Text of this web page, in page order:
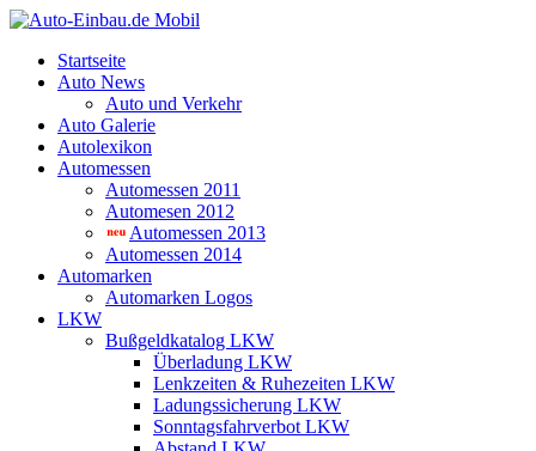
Startseite
Auto News
Auto und Verkehr
Auto Galerie
Autolexikon
Automessen
Automessen 2011
Automesen 2012
Automessen 2013
Automessen 2014
Automarken
Automarken Logos
LKW
Bußgeldkatalog LKW
Überladung LKW
Lenkzeiten & Ruhezeiten LKW
Ladungssicherung LKW
Sonntagsfahrverbot LKW